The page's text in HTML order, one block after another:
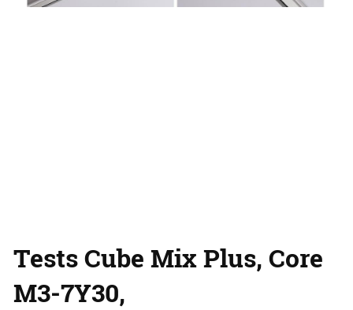
Tests Cube Mix Plus, Core
M3-7Y30,